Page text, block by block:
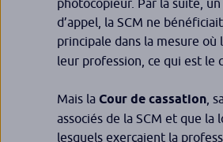
photocopieur. Par la suite,
d’appel, la SCM ne
principale dans la mesure où
leur profession, ce qui est le
Mais la Cour de cassation ,
associés de la SCM et que la
lesquels exerçaient la